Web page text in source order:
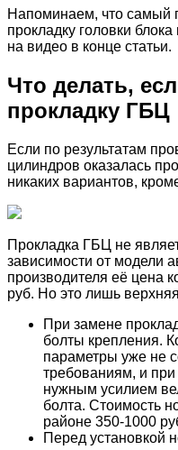
Напоминаем, что самый
прокладку головки
на видео в конце статьи.
Что делать,
прокладку ГБЦ
Если по результатам
цилиндров оказалась
никаких вариантов,
Прокладка ГБЦ не
зависимости от модели
производителя её цена
руб. Но это лишь верхняя
При замене
болты крепления.
параметры уже не
требованиям, и
нужным усилием
болта. Стоимость
районе 350-1000
Перед установкой